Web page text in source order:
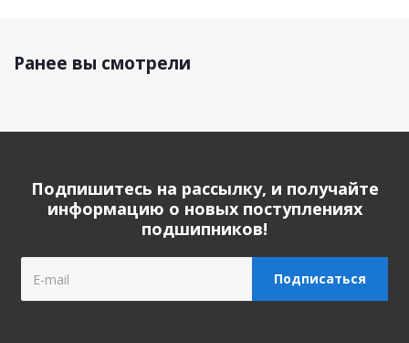
Ранее вы смотрели
Подпишитесь на рассылку, и получайте
информацию о новых поступлениях
подшипников!